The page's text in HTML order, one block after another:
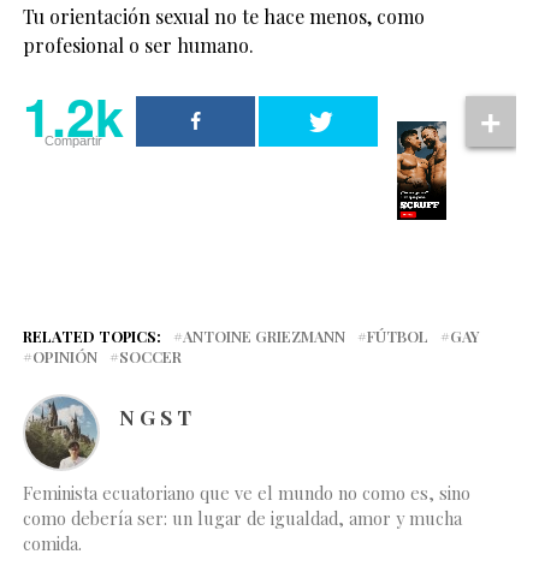
Tu orientación sexual no te hace menos, como
profesional o ser humano.
1.2k
Compartir
RELATED TOPICS: ANTOINE GRIEZMANN FÚTBOL
GAY
OPINIÓN
SOCCER
N G S T
Feminista ecuatoriano que ve el mundo no como es, sino
como debería ser: un lugar de igualdad, amor y mucha
comida.